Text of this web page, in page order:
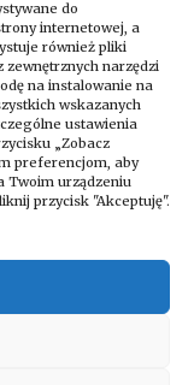
do
internetowej, a
również pliki
narzędzi
na instalowanie na
wskazanych
ustawienia
„Zobacz
preferencjom, aby
Twoim urządzeniu
przycisk "Akceptuję".